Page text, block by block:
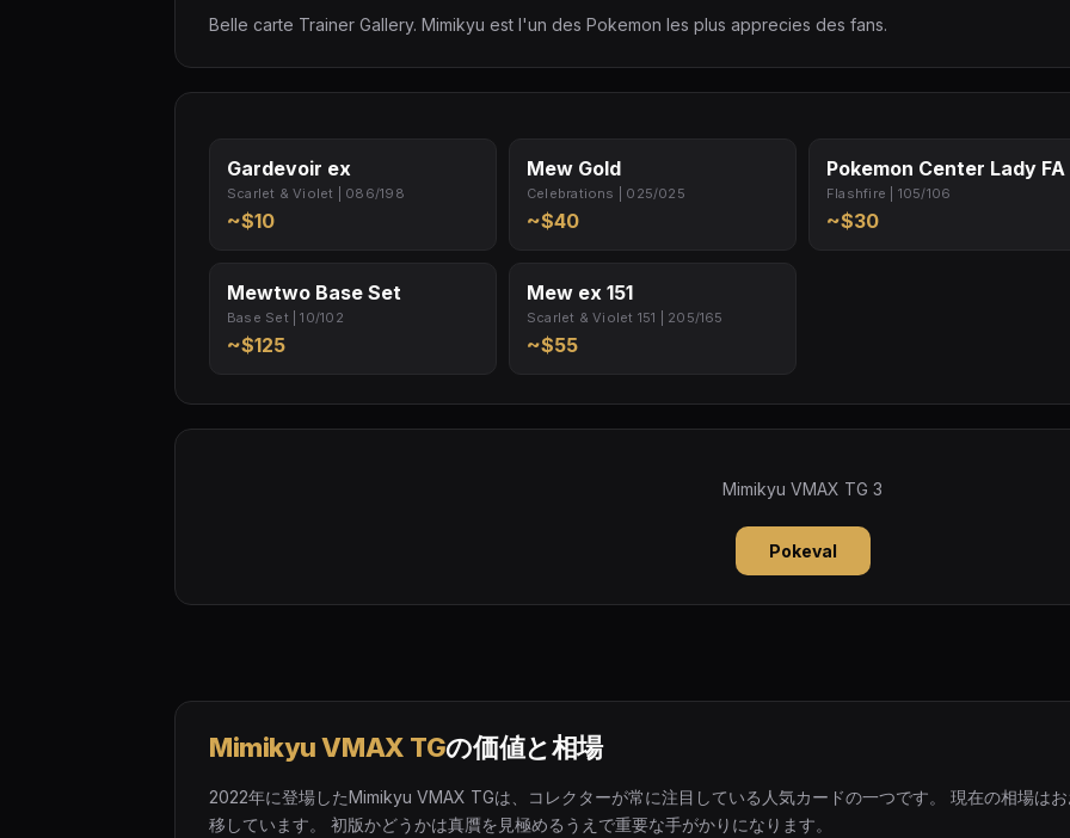
Belle carte Trainer Gallery. Mimikyu est l'un des Pokemon les plus apprecies des fans.
Gardevoir ex
Scarlet & Violet | 086/198
~$10
Mew Gold
Celebrations | 025/025
~$40
Pokemon Center Lady FA
Flashfire | 105/106
~$30
Mewtwo Base Set
Base Set | 10/102
~$125
Mew ex 151
Scarlet & Violet 151 | 205/165
~$55
Mimikyu VMAX TG 3
Pokeval
Mimikyu VMAX TGの価値と相場
2022年に登場したMimikyu VMAX TGは、コレクターが常に注目している人気カードの一つです。 現在の相場は
移しています。 初版かどうかは真贋を見極めるうえで重要な手がかりになります。